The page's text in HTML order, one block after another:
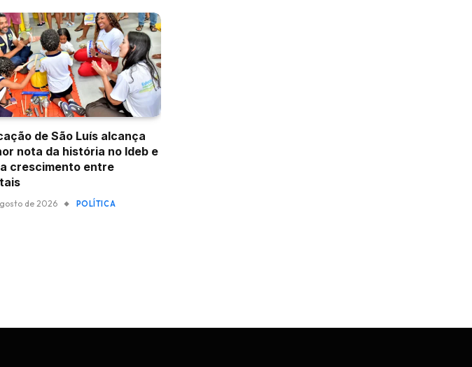
de São Luís alcança
nota da história no Ideb e
crescimento entre
de 2026 POLÍTICA